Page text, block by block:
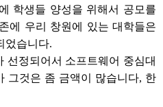
학생들 양성을 위해서 공모를
에 우리 창원에 있는 대학들은
었습니다.
선정되어서 소프트웨어 중심대
그것은 좀 금액이 많습니다, 한